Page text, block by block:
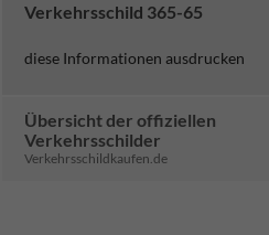
Verkehrsschild 365-65
diese Informationen ausdrucken
Übersicht der offiziellen
Verkehrsschilder
Verkehrsschildkaufen.de